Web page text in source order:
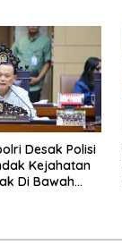
Desak Polisi
Kejahatan
Di Bawah